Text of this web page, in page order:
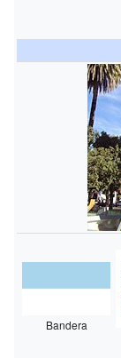
Bandera